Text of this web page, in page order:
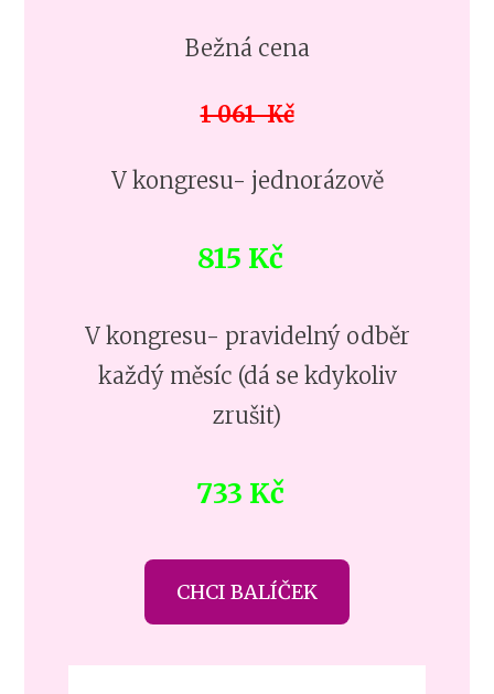
Bežná cena
1 061 Kč
V kongresu- jednorázově
815 Kč
V kongresu- pravidelný odběr
každý měsíc (dá se kdykoliv
zrušit)
733 Kč
CHCI BALÍČEK